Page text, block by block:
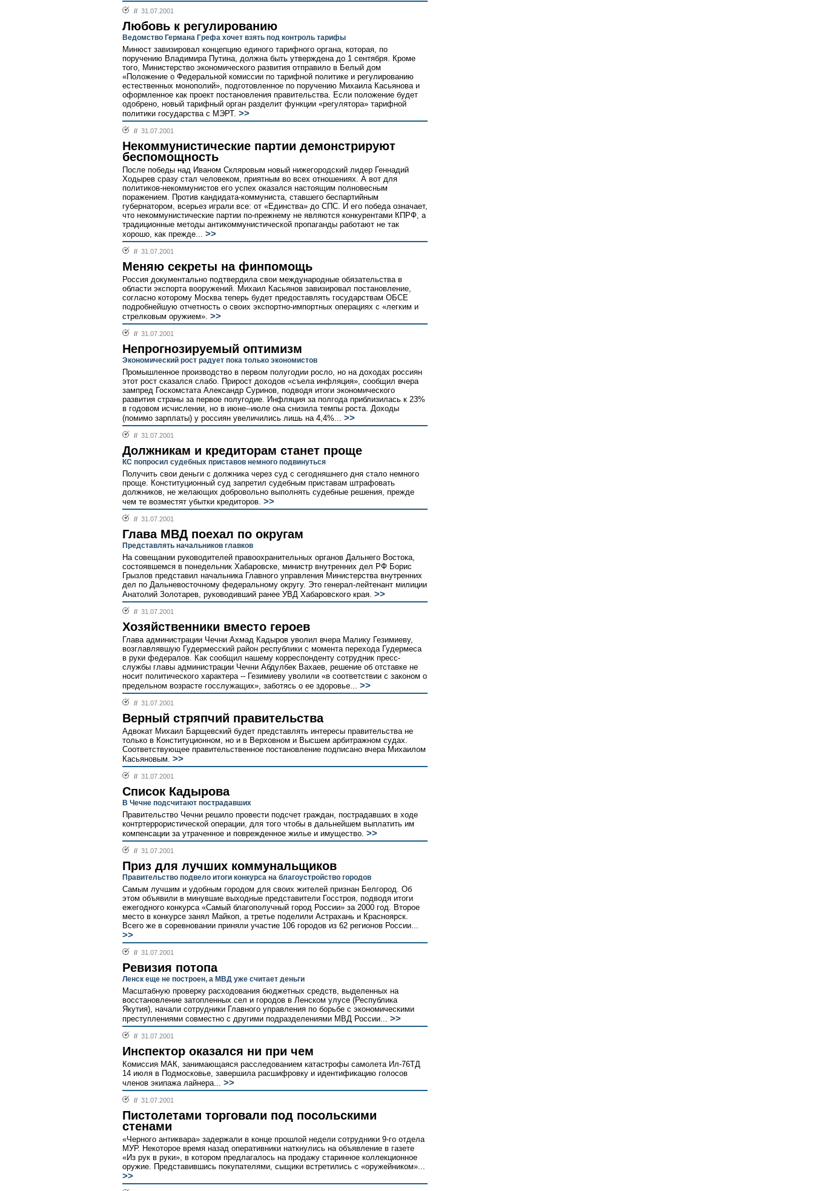
// 31.07.2001
Любовь к регулированию
Ведомство Германа Грефа хочет взять под контроль тарифы
Минюст завизировал концепцию единого тарифного органа, которая, по
поручению Владимира Путина, должна быть утверждена до 1 сентября. Кроме
того, Министерство экономического развития отправило в Белый дом
«Положение о Федеральной комиссии по тарифной политике и регулированию
естественных монополий», подготовленное по поручению Михаила Касьянова и
оформленное как проект постановления правительства. Если положение будет
одобрено, новый тарифный орган разделит функции «регулятора» тарифной
политики государства с МЭРТ. >>
// 31.07.2001
Некоммунистические партии демонстрируют
беспомощность
После победы над Иваном Скляровым новый нижегородский лидер Геннадий
Ходырев сразу стал человеком, приятным во всех отношениях. А вот для
политиков-некоммунистов его успех оказался настоящим полновесным
поражением. Против кандидата-коммуниста, ставшего беспартийным
губернатором, всерьез играли все: от «Единства» до СПС. И его победа означает,
что некоммунистические партии по-прежнему не являются конкурентами КПРФ, а
традиционные методы антикоммунистической пропаганды работают не так
хорошо, как прежде... >>
// 31.07.2001
Меняю секреты на финпомощь
Россия документально подтвердила свои международные обязательства в
области экспорта вооружений. Михаил Касьянов завизировал постановление,
согласно которому Москва теперь будет предоставлять государствам ОБСЕ
подробнейшую отчетность о своих экспортно-импортных операциях с «легким и
стрелковым оружием». >>
// 31.07.2001
Непрогнозируемый оптимизм
Экономический рост радует пока только экономистов
Промышленное производство в первом полугодии росло, но на доходах россиян
этот рост сказался слабо. Прирост доходов «съела инфляция», сообщил вчера
зампред Госкомстата Александр Суринов, подводя итоги экономического
развития страны за первое полугодие. Инфляция за полгода приблизилась к 23%
в годовом исчислении, но в июне--июле она снизила темпы роста. Доходы
(помимо зарплаты) у россиян увеличились лишь на 4,4%... >>
// 31.07.2001
Должникам и кредиторам станет проще
КС попросил судебных приставов немного подвинуться
Получить свои деньги с должника через суд с сегодняшнего дня стало немного
проще. Конституционный суд запретил судебным приставам штрафовать
должников, не желающих добровольно выполнять судебные решения, прежде
чем те возместят убытки кредиторов. >>
// 31.07.2001
Глава МВД поехал по округам
Представлять начальников главков
На совещании руководителей правоохранительных органов Дальнего Востока,
состоявшемся в понедельник Хабаровске, министр внутренних дел РФ Борис
Грызлов представил начальника Главного управления Министерства внутренних
дел по Дальневосточному федеральному округу. Это генерал-лейтенант милиции
Анатолий Золотарев, руководивший ранее УВД Хабаровского края. >>
// 31.07.2001
Хозяйственники вместо героев
Глава администрации Чечни Ахмад Кадыров уволил вчера Малику Гезимиеву,
возглавлявшую Гудермесский район республики с момента перехода Гудермеса
в руки федералов. Как сообщил нашему корреспонденту сотрудник пресс-
службы главы администрации Чечни Абдулбек Вахаев, решение об отставке не
носит политического характера -- Гезимиеву уволили «в соответствии с законом о
предельном возрасте госслужащих», заботясь о ее здоровье... >>
// 31.07.2001
Верный стряпчий правительства
Адвокат Михаил Барщевский будет представлять интересы правительства не
только в Конституционном, но и в Верховном и Высшем арбитражном судах.
Соответствующее правительственное постановление подписано вчера Михаилом
Касьяновым. >>
// 31.07.2001
Список Кадырова
В Чечне подсчитают пострадавших
Правительство Чечни решило провести подсчет граждан, пострадавших в ходе
контртеррористической операции, для того чтобы в дальнейшем выплатить им
компенсации за утраченное и поврежденное жилье и имущество. >>
// 31.07.2001
Приз для лучших коммунальщиков
Правительство подвело итоги конкурса на благоустройство городов
Самым лучшим и удобным городом для своих жителей признан Белгород. Об
этом объявили в минувшие выходные представители Госстроя, подводя итоги
ежегодного конкурса «Самый благополучный город России» за 2000 год. Второе
место в конкурсе занял Майкоп, а третье поделили Астрахань и Красноярск.
Всего же в соревновании приняли участие 106 городов из 62 регионов России...
>>
// 31.07.2001
Ревизия потопа
Ленск еще не построен, а МВД уже считает деньги
Масштабную проверку расходования бюджетных средств, выделенных на
восстановление затопленных сел и городов в Ленском улусе (Республика
Якутия), начали сотрудники Главного управления по борьбе с экономическими
преступлениями совместно с другими подразделениями МВД России... >>
// 31.07.2001
Инспектор оказался ни при чем
Комиссия МАК, занимающаяся расследованием катастрофы самолета Ил-76ТД
14 июля в Подмосковье, завершила расшифровку и идентификацию голосов
членов экипажа лайнера... >>
// 31.07.2001
Пистолетами торговали под посольскими
стенами
«Черного антиквара» задержали в конце прошлой недели сотрудники 9-го отдела
МУР. Некоторое время назад оперативники наткнулись на объявление в газете
«Из рук в руки», в котором предлагалось на продажу старинное коллекционное
оружие. Представившись покупателями, сыщики встретились с «оружейником»...
>>